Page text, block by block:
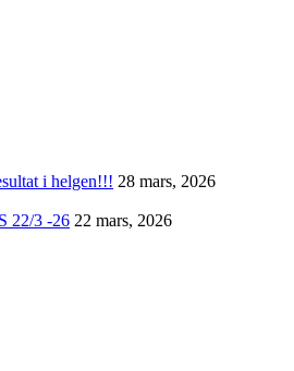
i helgen!!! 28 mars, 2026
22/3 -26 22 mars, 2026